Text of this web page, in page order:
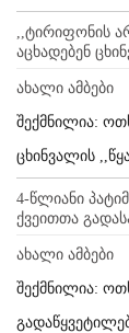
,,ტირიფონის
აცხადებენ
ახალი ამბები
შექმნილია:
ცხინვალის
4-წლიანი
ქვეითთა
ახალი ამბები
შექმნილია: